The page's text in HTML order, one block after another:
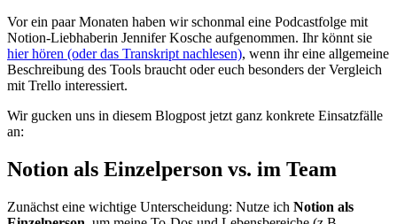
Vor ein paar Monaten haben wir schonmal eine Podcastfolge mit
Notion-Liebhaberin Jennifer Kosche aufgenommen. Ihr könnt sie
hier hören (oder das Transkript nachlesen), wenn ihr eine allgemeine
Beschreibung des Tools braucht oder euch besonders der Vergleich
mit Trello interessiert.
Wir gucken uns in diesem Blogpost jetzt ganz konkrete Einsatzfälle
an:
Notion als Einzelperson vs. im Team
Zunächst eine wichtige Unterscheidung: Nutze ich Notion als